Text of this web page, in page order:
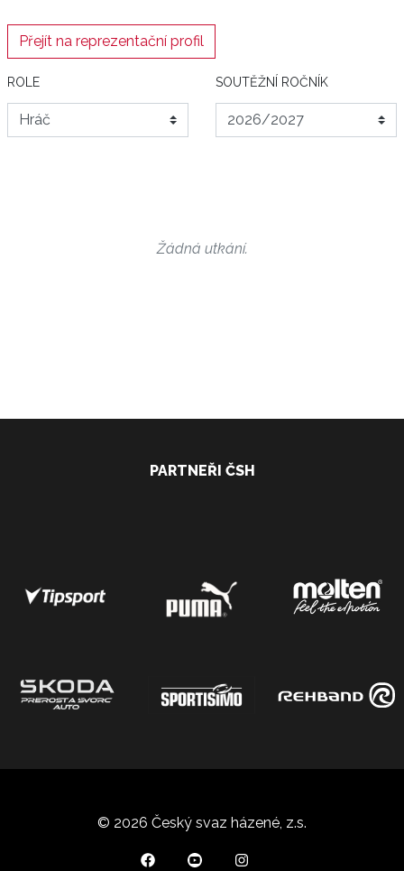
Přejít na reprezentační profil
ROLE SOUTĚŽNÍ ROČNÍK
Žádná utkání.
PARTNEŘI ČSH
© 2026 Český svaz házené, z.s.